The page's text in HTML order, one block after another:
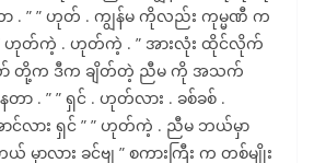
” ” ဟုတ် . ကျွန်မ ကိုလည်း ကုမ္မဏီ က
ဟုတ်ကဲ့ . ဟုတ်ကဲ့ . ” အားလုံး ထိုင်လိုက်
ာ် တို့က ဒီက ချိတ်တဲ့ ညီမ ကို အသက်
ာ . ” ” ရှင် . ဟုတ်လား . ခစ်ခစ် .
ာင်လား ရှင် ” ” ဟုတ်ကဲ့ . ညီမ ဘယ်မှာ
မှာလား ခင်ဗျ ” စကားကြီး က တစ်မျိုး